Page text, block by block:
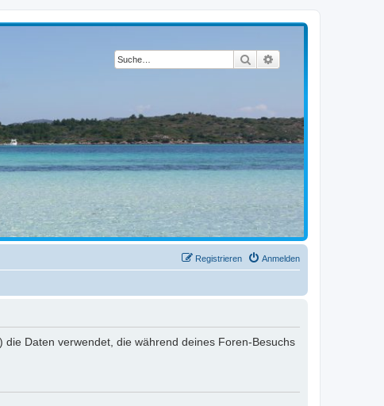
Suche
Anmelden
Registrieren
die Daten verwendet, die während deines Foren-Besuchs